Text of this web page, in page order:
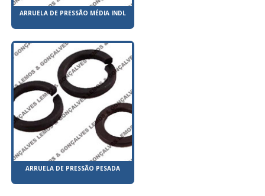
ARRUELA DE PRESSÃO MÉDIA INDL
ARRUELA DE PRESSÃO PESADA